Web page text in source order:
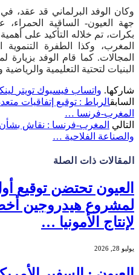
وكان الوفد البرلماني قد عقد،
جهة العيون- الساقية الحمراء،
بكرات، تم خلاله التأكيد على
المغرب، وكذا الطفرة
المجالات. كما قام الوفد
البنيات لتحتية التعليمية
شاركها. واتساب فيسبوك تويتر
السابقالرباط : توقيع إتفاقيات
المغرب-فرنسا …
التالي المغرب-فرنسا : نقاش بشأن
والصناعة الفلاحية …
المقالات ذات الصلة
العيون تحتضن توقيع
لمشروع هيدروجين أخضر
لإنتاج الأمونيا …
يوليو 28, 2026